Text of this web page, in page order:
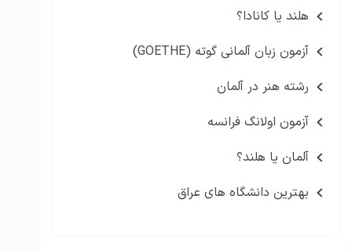
هلند یا کانادا؟
آزمون زبان آلمانی گوته (GOETHE)
رشته هنر در آلمان
آزمون اولانگ فرانسه
آلمان یا هلند؟
بهترین دانشگاه های عراق